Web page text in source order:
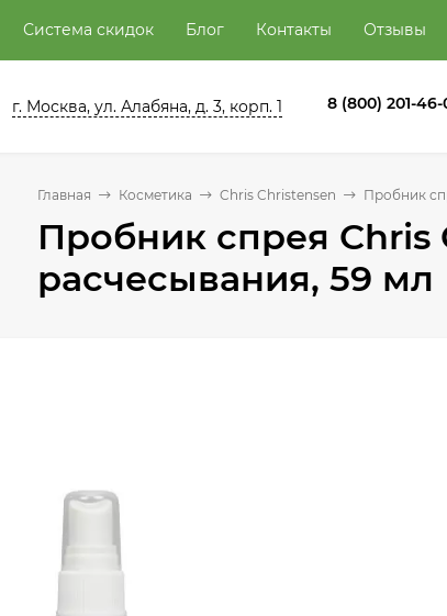
Система скидок Блог Контакты Отзывы
г. Москва, ул. Алабяна, д. 3, корп. 1 8 (800) 201-46-
Главная Косметика Chris Christensen Пробник
Пробник спрея Chris
расчесывания, 59 мл